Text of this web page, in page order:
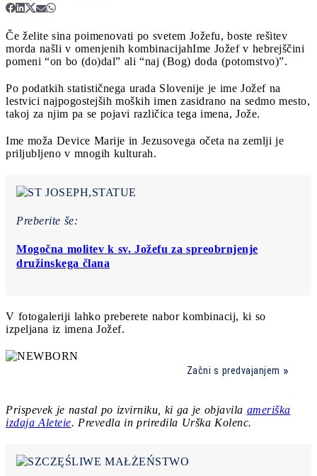
Če želite sina poimenovati po svetem Jožefu, boste rešitev
morda našli v omenjenih kombinacijahIme Jožef v hebrejščini
pomeni “on bo (do)dal” ali “naj (Bog) doda (potomstvo)”.
Po podatkih statističnega urada Slovenije je ime Jožef na
lestvici najpogostejših moških imen zasidrano na sedmo mesto,
takoj za njim pa se pojavi različica tega imena, Jože.
Ime moža Device Marije in Jezusovega očeta na zemlji je
priljubljeno v mnogih kulturah.
Preberite še:
Mogočna molitev k sv. Jožefu za spreobrnjenje
družinskega člana
V fotogaleriji lahko preberete nabor kombinacij, ki so
izpeljana iz imena Jožef.
Začni s predvajanjem
Prispevek je nastal po izvirniku, ki ga je objavila ameriška
izdaja Aleteie. Prevedla in priredila Urška Kolenc.